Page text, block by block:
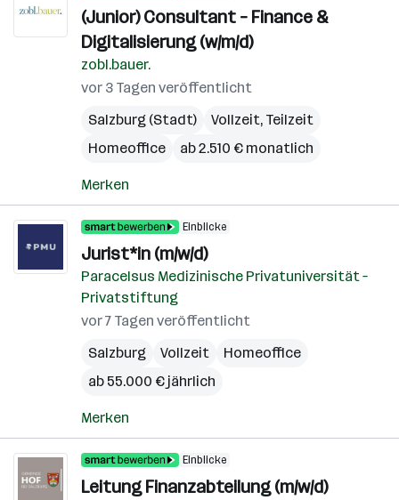
(Junior) Consultant – Finance &
Digitalisierung (w/m/d)
zobl.bauer.
vor 3 Tagen veröffentlicht
Salzburg (Stadt)
Vollzeit, Teilzeit
Homeoffice
ab 2.510 € monatlich
Merken
Einblicke
Jurist*in (m/w/d)
Paracelsus Medizinische Privatuniversität –
Privatstiftung
vor 7 Tagen veröffentlicht
Salzburg
Vollzeit
Homeoffice
ab 55.000 € jährlich
Merken
Einblicke
Leitung Finanzabteilung (m/w/d)